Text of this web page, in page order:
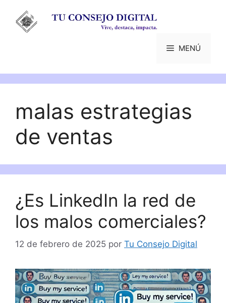
contenido
MENÚ
malas estrategias
de ventas
¿Es LinkedIn la red de
los malos comerciales?
12 de febrero de 2025 por Tu Consejo Digital